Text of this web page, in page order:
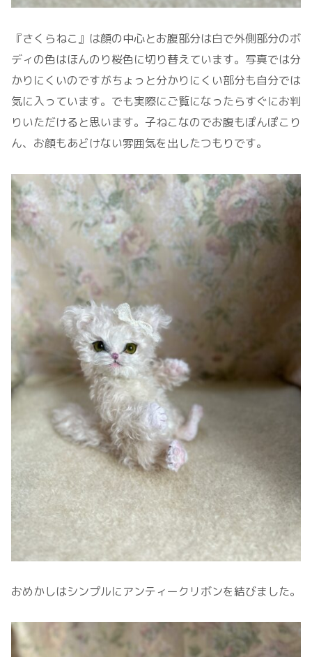
『さくらねこ』は顔の中心とお腹部分は白で外側部分のボ
ディの色はほんのり桜色に切り替えています。写真では分
かりにくいのですがちょっと分かりにくい部分も自分では
気に入っています。でも実際にご覧になったらすぐにお判
りいただけると思います。子ねこなのでお腹もぽんぽこり
ん、お顔もあどけない雰囲気を出したつもりです。
おめかしはシンプルにアンティークリボンを結びました。